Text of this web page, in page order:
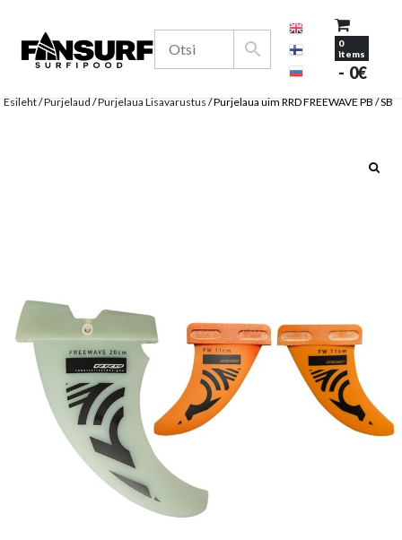
to
Fansurf Surfipood
Surfivarustuse e-pood
0
items
0€
Esileht/Purjelaud /Purjelaua Lisavarustus / Purjelaua uim RRD FREEWAVE PB / SB